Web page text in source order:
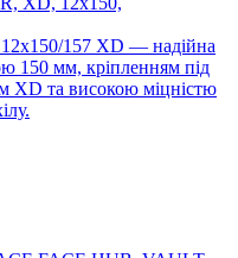
12x150/157 XD — надійна
150 мм, кріпленням під
XD та високою міцністю